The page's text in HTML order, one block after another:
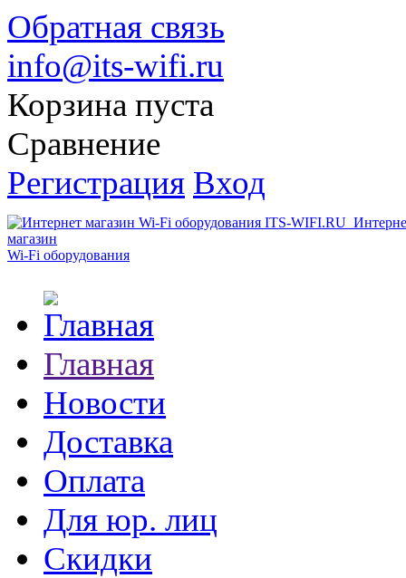
Обратная связь
info@its-wifi.ru
Корзина пуста
Сравнение
Регистрация Вход
магазин
Wi-Fi оборудования
Главная
Новости
Доставка
Оплата
Для юр. лиц
Скидки